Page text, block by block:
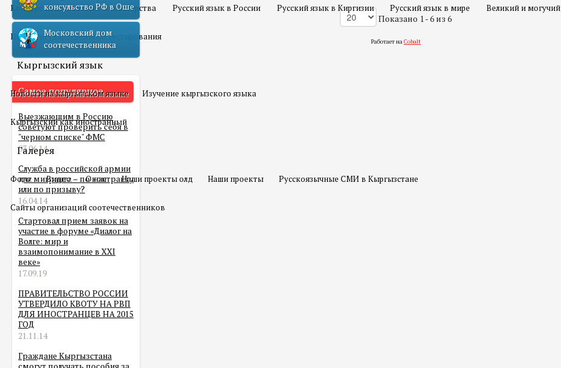
Конкурс педагогического мастерства Русский язык в России Русский язык в Киргизии Русский язык в мире Великий и могучий
Центр государственного тестирования
Кыргызский язык
Новости на кыргызском языке Изучение кыргызского языка
Кыргызский как иностранный
Галерея
Фото Видео О нас Наши проекты олд Наши проекты Русскоязычные СМИ в Кыргызстане
Сайты организаций соотечественников
консульство РФ в Оше
Московский дом
соотечественника
Самое популярное
Выезжающим в Россию
советуют проверить себя в
"черном списке" ФМС
03.06.14
Служба в российской армии
для мигранта – по контракту
или по призыву?
16.04.14
Стартовал прием заявок на
участие в форуме «Диалог на
Волге: мир и
взаимопонимание в XXI
веке»
17.09.19
ПРАВИТЕЛЬСТВО РОССИИ
УТВЕРДИЛО КВОТУ НА РВП
ДЛЯ ИНОСТРАНЦЕВ НА 2015
ГОД
21.11.14
Граждане Кыргызстана
Показано 1 - 6 из 6
Работает наCobalt